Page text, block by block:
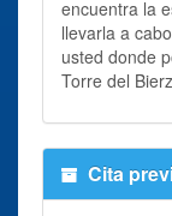
encuentra la
llevarla a
usted donde
Torre del
Cita